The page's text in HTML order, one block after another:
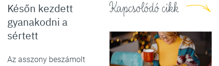
Kapcsolódó cikk
Későn kezdett
gyanakodni a
sértett
Az asszony beszámolt